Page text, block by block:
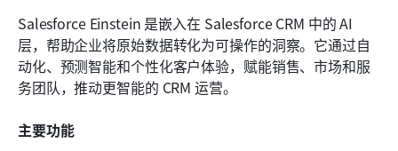
Salesforce Einstein 是嵌入在 Salesforce CRM 中的 AI
层，帮助企业将原始数据转化为可操作的洞察。它通过自
动化、预测智能和个性化客户体验，赋能销售、市场和服
务团队，推动更智能的 CRM 运营。
主要功能